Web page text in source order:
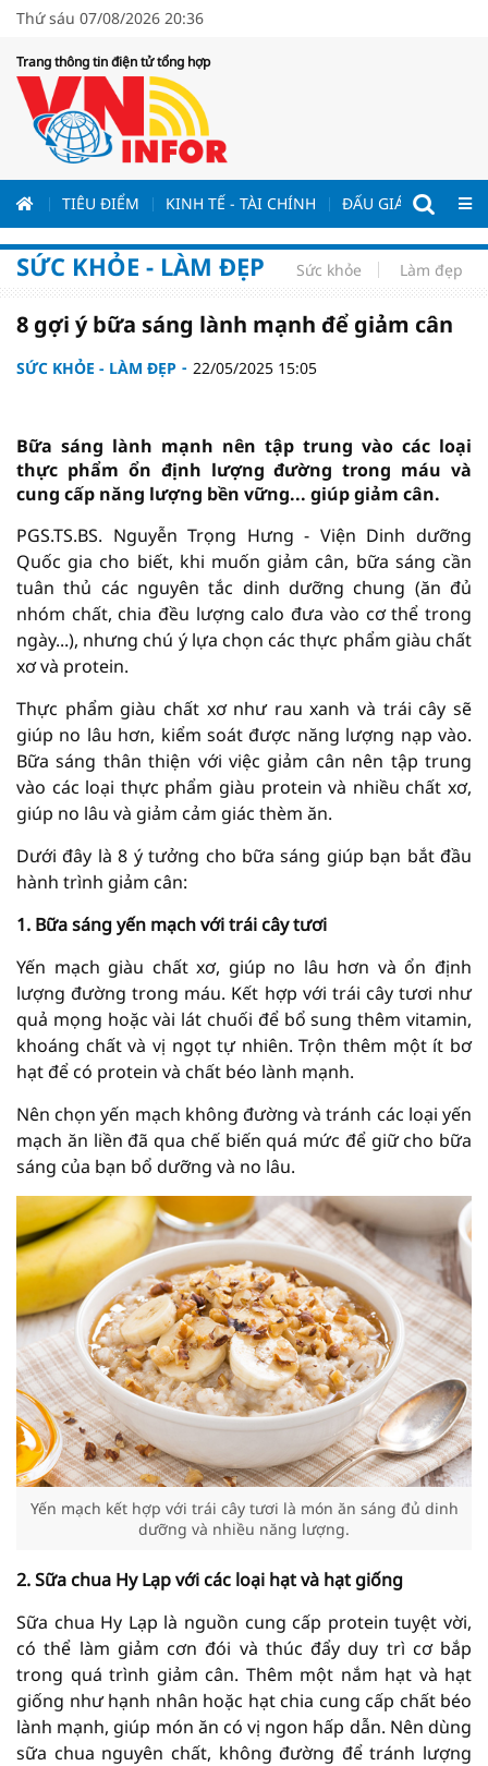
Thứ sáu 07/08/2026 20:36
Trang thông tin điện tử tổng hợp
TIÊU ĐIỂM KINH TẾ - TÀI CHÍNH ĐẤU GIÁ - ĐẤU
SỨC KHỎE - LÀM ĐẸP Sức khỏe Làm đẹp
8 gợi ý bữa sáng lành mạnh để giảm cân
SỨC KHỎE - LÀM ĐẸP 22/05/2025 15:05
Bữa sáng lành mạnh nên tập trung vào các loại
thực phẩm ổn định lượng đường trong máu và
cung cấp năng lượng bền vững... giúp giảm cân.
PGS.TS.BS. Nguyễn Trọng Hưng - Viện Dinh dưỡng
Quốc gia cho biết, khi muốn giảm cân, bữa sáng cần
tuân thủ các nguyên tắc dinh dưỡng chung (ăn đủ
nhóm chất, chia đều lượng calo đưa vào cơ thể trong
ngày...), nhưng chú ý lựa chọn các thực phẩm giàu chất
xơ và protein.
Thực phẩm giàu chất xơ như rau xanh và trái cây sẽ
giúp no lâu hơn, kiểm soát được năng lượng nạp vào.
Bữa sáng thân thiện với việc giảm cân nên tập trung
vào các loại thực phẩm giàu protein và nhiều chất xơ,
giúp no lâu và giảm cảm giác thèm ăn.
Dưới đây là 8 ý tưởng cho bữa sáng giúp bạn bắt đầu
hành trình giảm cân:
1. Bữa sáng yến mạch với trái cây tươi
Yến mạch giàu chất xơ, giúp no lâu hơn và ổn định
lượng đường trong máu. Kết hợp với trái cây tươi như
quả mọng hoặc vài lát chuối để bổ sung thêm vitamin,
khoáng chất và vị ngọt tự nhiên. Trộn thêm một ít bơ
hạt để có protein và chất béo lành mạnh.
Nên chọn yến mạch không đường và tránh các loại yến
mạch ăn liền đã qua chế biến quá mức để giữ cho bữa
sáng của bạn bổ dưỡng và no lâu.
Yến mạch kết hợp với trái cây tươi là món ăn sáng đủ dinh
dưỡng và nhiều năng lượng.
2. Sữa chua Hy Lạp với các loại hạt và hạt giống
Sữa chua Hy Lạp là nguồn cung cấp protein tuyệt vời,
có thể làm giảm cơn đói và thúc đẩy duy trì cơ bắp
trong quá trình giảm cân. Thêm một nắm hạt và hạt
giống như hạnh nhân hoặc hạt chia cung cấp chất béo
lành mạnh, giúp món ăn có vị ngon hấp dẫn. Nên dùng
sữa chua nguyên chất, không đường để tránh lượng